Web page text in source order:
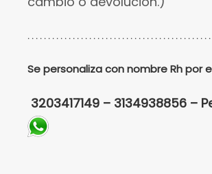
. . . . . . . . . . . . . . . . . . . . . . . . . . . . . . . . . . . . . . . . . . . .
Se personaliza con nombre Rh por
3203417149 – 3134938856 –